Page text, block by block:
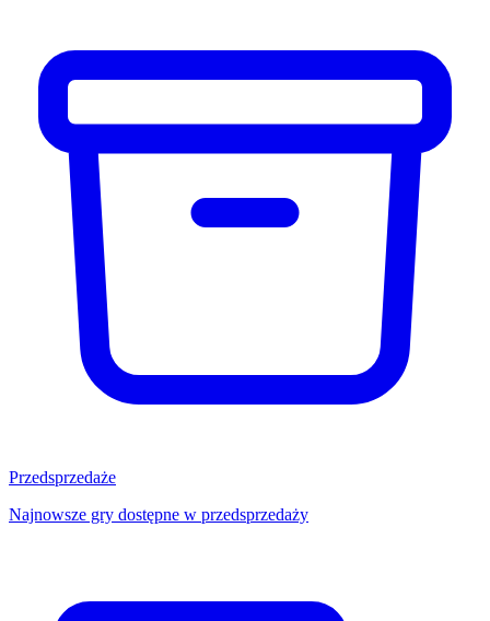
Przedsprzedaże
Najnowsze gry dostępne w przedsprzedaży